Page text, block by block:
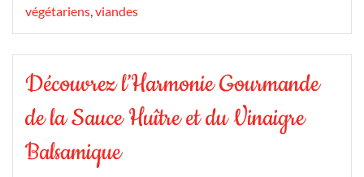
végétariens,viandes
Découvrez l’Harmonie Gourmande
de la Sauce Huître et du Vinaigre
Balsamique